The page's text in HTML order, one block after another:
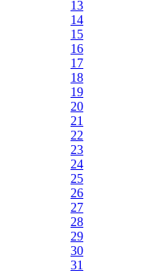
13
14
15
16
17
18
19
20
21
22
23
24
25
26
27
28
29
30
31